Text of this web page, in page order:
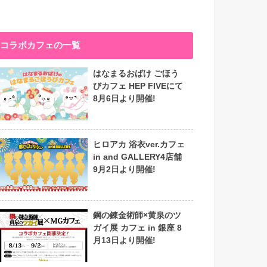
コラボカフェの一覧
はなまるおばけ ごほう
びカフェ HEP FIVEにて
8月6日より開催!
ヒロアカ 浴衣ver.カフェ
in and GALLERY4店舗
9月2日より開催!
鋼の錬金術師×黄泉のツ
ガイ展 カフェ in 銀座 8
月13日より開催!